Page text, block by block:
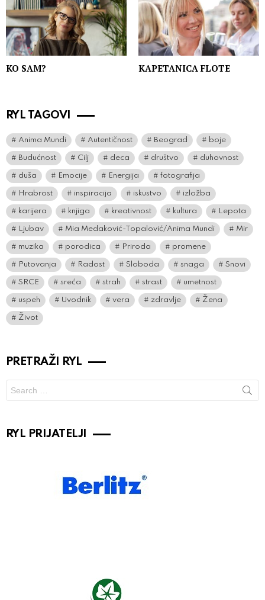
KO SAM? KAPETANICA FLOTE
RYL TAGOVI
Anima Mundi Autentičnost Beograd boje
Budućnost Cilj deca društvo duhovnost
duša Emocije Energija fotografija
Hrabrost inspiracija iskustvo izložba
karijera knjiga kreativnost kultura Lepota
Ljubav Mia Medaković-Topalović/Anima Mundi Mir
muzika porodica Priroda promene
Putovanja Radost Sloboda snaga Snovi
SRCE sreća strah strast umetnost
uspeh Uvodnik vera zdravlje Žena
Život
PRETRAŽI RYL
for:
RYL PRIJATELJI